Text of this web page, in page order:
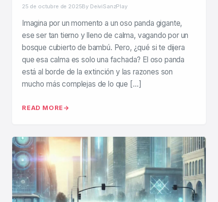
25 de octubre de 2025By DeiviSanzPlay
Imagina por un momento a un oso panda gigante,
ese ser tan tierno y lleno de calma, vagando por un
bosque cubierto de bambú. Pero, ¿qué si te dijera
que esa calma es solo una fachada? El oso panda
está al borde de la extinción y las razones son
mucho más complejas de lo que […]
READ MORE